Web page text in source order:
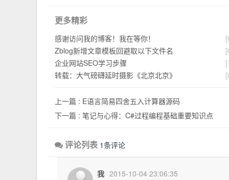
更多精彩
感谢访问我的博客！我在等你！
Zblog新增文章模板回避取以下文件名
企业网站SEO学习步骤
转载：大气磅礴延时摄影《北京北京》
上一篇 : E语言简易四舍五入计算器源码
下一篇 : 笔记与心得：C#过程编程基础重要知识点
评论列表 1条评论
我 2015-10-04 23:06:35